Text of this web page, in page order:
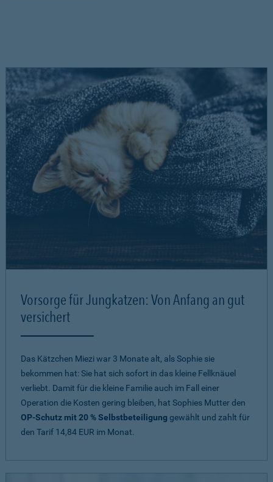
Vorsorge für Jungkatzen: Von Anfang an gut
versichert
Das Kätzchen Miezi war 3 Monate alt, als Sophie sie
bekommen hat: Sie hat sich sofort in das kleine Fellknäuel
verliebt. Damit für die kleine Familie auch im Fall einer
Operation die Kosten gering bleiben, hat Sophies Mutter den
OP-Schutz mit 20 % Selbstbeteiligung gewählt und zahlt für
den Tarif 14,84 EUR im Monat.